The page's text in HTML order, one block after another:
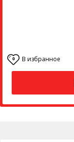
0 В избранное